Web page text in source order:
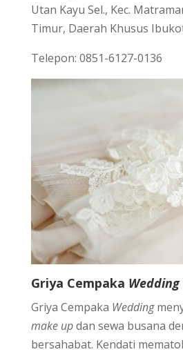
Utan Kayu Sel., Kec.
Timur, Daerah Khusus
Telepon: 0851-6127-0136
Griya Cempaka Wedding
Griya Cempaka Wedding
make updan sewa busana
bersahabat. Kendati